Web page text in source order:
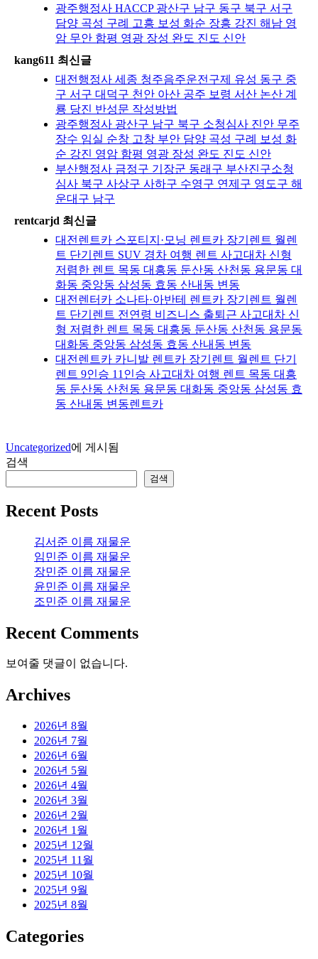
광주행정사 HACCP 광산구 남구 동구 북구 서구
담양 곡성 구례 고흥 보성 화순 장흥 강진 해남 영
암 무안 함평 영광 장성 완도 진도 신안
kang611 최신글
대전행정사 세종 청주음주운전구제 유성 동구 중
구 서구 대덕구 천안 아산 공주 보령 서산 논산 계
룡 당진 반성문 작성방법
광주행정사 광산구 남구 북구 소청심사 진안 무주
장수 임실 순창 고창 부안 담양 곡성 구례 보성 화
순 강진 영암 함평 영광 장성 완도 진도 신안
부산행정사 금정구 기장군 동래구 부산진구소청
심사 북구 사상구 사하구 수영구 연제구 영도구 해
운대구 남구
rentcarjd 최신글
대전렌트카 스포티지·모닝 렌트카 장기렌트 월렌
트 단기렌트 SUV 경차 여행 렌트 사고대차 신형
저렴한 렌트 목동 대흥동 둔산동 산천동 용문동 대
화동 중앙동 삼성동 효동 산내동 변동
대전렌터카 소나타·아반테 렌트카 장기렌트 월렌
트 단기렌트 전연령 비즈니스 출퇴근 사고대차 신
형 저렴한 렌트 목동 대흥동 둔산동 산천동 용문동
대화동 중앙동 삼성동 효동 산내동 변동
대전렌트카 카니발 렌트카 장기렌트 월렌트 단기
렌트 9인승 11인승 사고대차 여행 렌트 목동 대흥
동 둔산동 산천동 용문동 대화동 중앙동 삼성동 효
동 산내동 변동렌트카
Uncategorized에 게시됨
검색
검색
Recent Posts
김서준 이름 재물운
임민준 이름 재물운
장민준 이름 재물운
윤민준 이름 재물운
조민준 이름 재물운
Recent Comments
보여줄 댓글이 없습니다.
Archives
2026년 8월
2026년 7월
2026년 6월
2026년 5월
2026년 4월
2026년 3월
2026년 2월
2026년 1월
2025년 12월
2025년 11월
2025년 10월
2025년 9월
2025년 8월
Categories